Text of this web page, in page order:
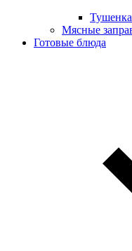
Мясные
Готовые блюда